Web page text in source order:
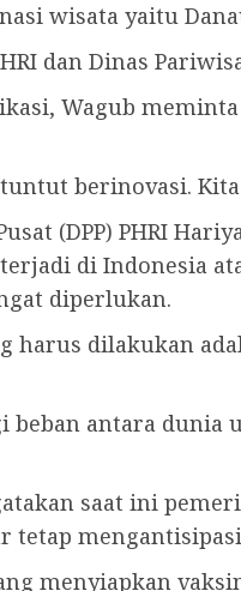
wisata yaitu
dan Dinas
Wagub
berinovasi.
(DPP) PHRI
di Indonesia
diperlukan.
harus dilakukan
beban antara
saat ini
tetap
menyiapkan